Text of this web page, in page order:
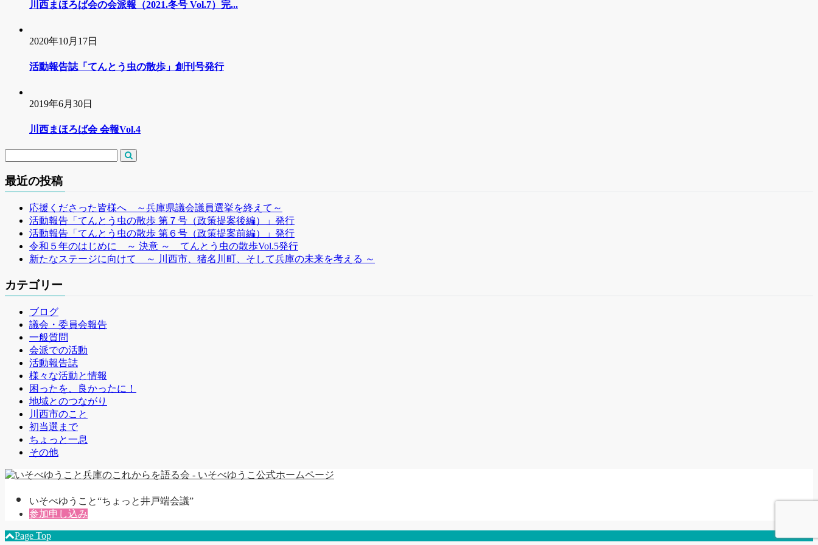
川西まほろば会の会派報（2021.冬号 Vol.7）完...
2020年10月17日
活動報告誌「てんとう虫の散歩」創刊号発行
2019年6月30日
川西まほろば会 会報Vol.4
最近の投稿
応援くださった皆様へ ～兵庫県議会議員選挙を終えて～
活動報告「てんとう虫の散歩 第７号（政策提案後編）」発行
活動報告「てんとう虫の散歩 第６号（政策提案前編）」発行
令和５年のはじめに ～ 決意 ～ てんとう虫の散歩Vol.5発行
新たなステージに向けて ～ 川西市、猪名川町、そして兵庫の未来を考える ～
カテゴリー
ブログ
議会・委員会報告
一般質問
会派での活動
活動報告誌
様々な活動と情報
困ったを、良かったに！
地域とのつながり
川西市のこと
初当選まで
ちょっと一息
その他
いそべゆうこと“ちょっと井戸端会議”
参加申し込み
Page Top